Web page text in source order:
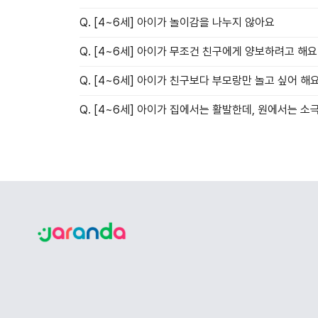
Q. [4~6세] 아이가 놀이감을 나누지 않아요
Q. [4~6세] 아이가 무조건 친구에게 양보하려고 해요
Q. [4~6세] 아이가 친구보다 부모랑만 놀고 싶어 해
Q. [4~6세] 아이가 집에서는 활발한데, 원에서는 소